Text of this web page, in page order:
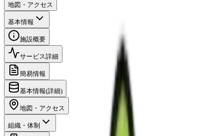
地図・アクセス
基本情報
施設概要
サービス詳細
簡易情報
基本情報(詳細)
地図・アクセス
組織・体制